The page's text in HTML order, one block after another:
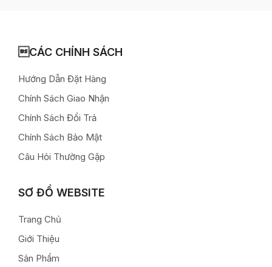
CÁC CHÍNH SÁCH
Hướng Dẫn Đặt Hàng
Chính Sách Giao Nhận
Chính Sách Đổi Trả
Chính Sách Bảo Mật
Câu Hỏi Thường Gặp
SƠ ĐỒ WEBSITE
Trang Chủ
Giới Thiệu
Sản Phẩm